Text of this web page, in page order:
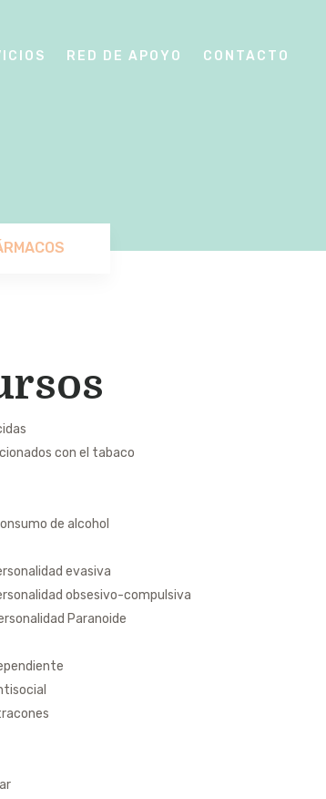
RED DE APOYO CONTACTO
con el tabaco
de alcohol
evasiva
obsesivo-compulsiva
Paranoide